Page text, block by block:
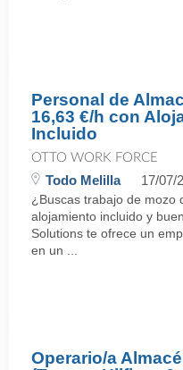
Personal de
16,63 €/h con
Incluido
OTTO WORK FORCE
Todo Melilla 17/07/
¿Buscas trabajo de mozo
alojamiento incluido y
Solutions te ofrece un
en un ...
Operario/a